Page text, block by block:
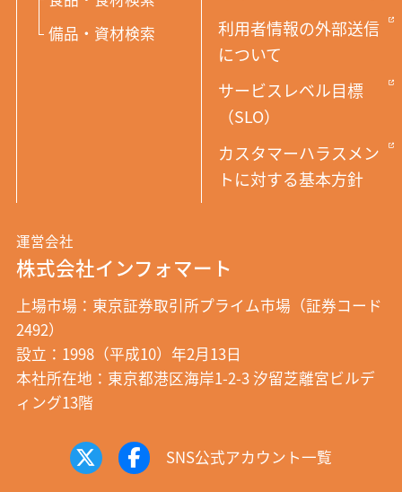
備品・資材検索
利用者情報の外部送信
について
サービスレベル目標
（SLO）
カスタマーハラスメン
トに対する基本方針
運営会社
株式会社インフォマート
上場市場：東京証券取引所プライム市場（証券コード
2492）
設立：1998（平成10）年2月13日
本社所在地：東京都港区海岸1-2-3 汐留芝離宮ビルデ
ィング13階
SNS公式アカウント一覧